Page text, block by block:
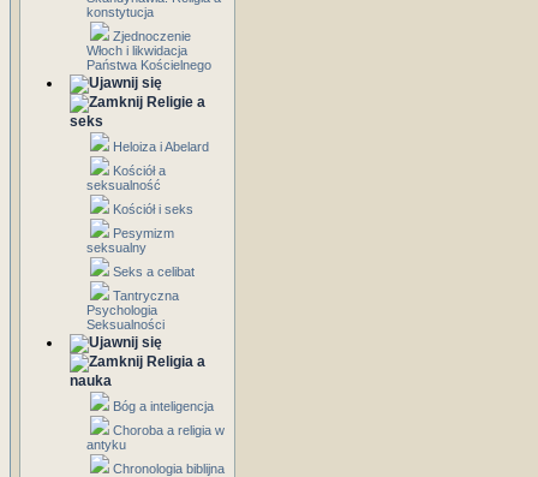
konstytucja
Zjednoczenie
Włoch i likwidacja
Państwa Kościelnego
Religie a
seks
Heloiza i Abelard
Kościół a
seksualność
Kościół i seks
Pesymizm
seksualny
Seks a celibat
Tantryczna
Psychologia
Seksualności
Religia a
nauka
Bóg a inteligencja
Choroba a religia w
antyku
Chronologia biblijna